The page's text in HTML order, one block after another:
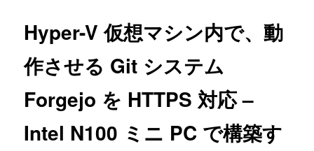
ー
ョ
ン
Hyper-V 仮想マシン内で、動
作させる Git システム
Forgejo を HTTPS 対応 –
Intel N100 ミニ PC で構築す